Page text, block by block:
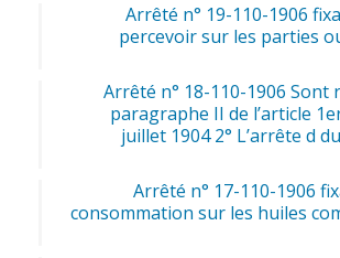
Arrêté n° 19-110-1906
percevoir sur les parties
Arrêté n° 18-110-1906 Sont
paragraphe II de l’article
juillet 1904 2° L’arrête d
Arrêté n° 17-110-1906
consommation sur les huiles